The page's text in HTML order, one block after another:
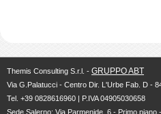
Themis Consulting S.r.l. - GRUPPO ABT
Via G.Palatucci - Centro Dir. L'Urbe Fab. D -
Tel. +39 0828616960 | P.IVA 04905030658
Sede Salerno: Via Parmenide, 6 - Primo piano